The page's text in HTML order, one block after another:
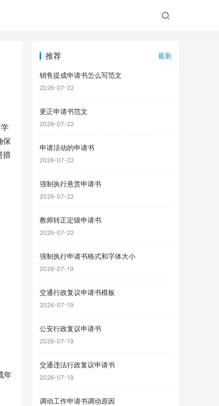
保
措
年
推荐 最新
销售提成申请书怎么写范文
2026-07-22
更正申请书范文
2026-07-22
申请活动的申请书
2026-07-22
强制执行悬赏申请书
2026-07-22
教师转正定级申请书
2026-07-22
强制执行申请书格式和字体大小
2026-07-19
交通行政复议申请书模板
2026-07-19
公安行政复议申请书
2026-07-19
交通违法行政复议申请书
2026-07-19
调动工作申请书调动原因